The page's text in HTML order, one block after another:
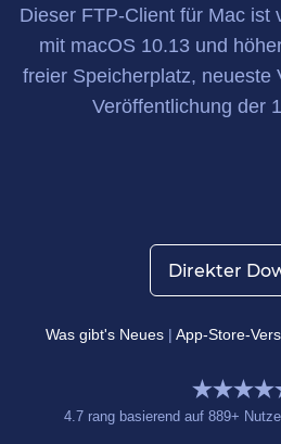
Dieser FTP-Client für Macist
mit macOS 10.13 und
freier Speicherplatz, neueste
Veröffentlichung der
Direkter
Was gibt's Neues| App-Store-
4.7 rang basierend auf 889+